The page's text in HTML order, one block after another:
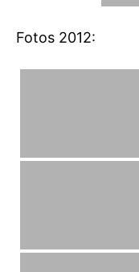
Fotos 2012: